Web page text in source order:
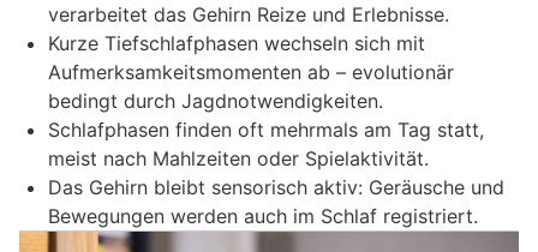
verarbeitet das Gehirn Reize und Erlebnisse.
Kurze Tiefschlafphasen wechseln sich mit
Aufmerksamkeitsmomenten ab – evolutionär
bedingt durch Jagdnotwendigkeiten.
Schlafphasen finden oft mehrmals am Tag statt,
meist nach Mahlzeiten oder Spielaktivität.
Das Gehirn bleibt sensorisch aktiv: Geräusche und
Bewegungen werden auch im Schlaf registriert.